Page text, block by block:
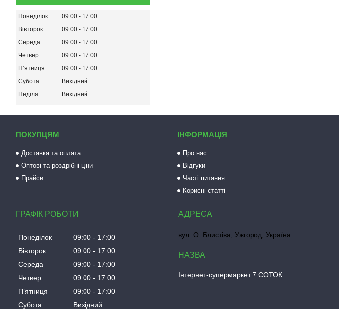
Понеділок 09:00
17:00
Вівторок
09:00
17:00
Середа
09:00
17:00
Четвер
09:00
17:00
Пʼятниця
09:00
17:00
Субота
Вихідний
Неділя
Вихідний
ПОКУПЦЯМ
Доставка та оплата
Оптові та роздрібні ціни
Прайси
ІНФОРМАЦІЯ
Про нас
Відгуки
Часті питання
Корисні статті
ГРАФІК РОБОТИ
Понеділок 09:00
17:00
Вівторок
09:00
17:00
Середа
09:00
17:00
Четвер
09:00
17:00
Пʼятниця
09:00
17:00
Субота
Вихідний
вул. О. Блистіва, Ужгород, Україна
Інтернет-супермаркет 7 СОТОК